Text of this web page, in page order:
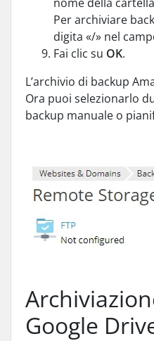
Per archiviare
digita «/» nel
Fai clic su OK.
L’archivio di backup
Ora puoi selezionarlo
backup manuale o
Google